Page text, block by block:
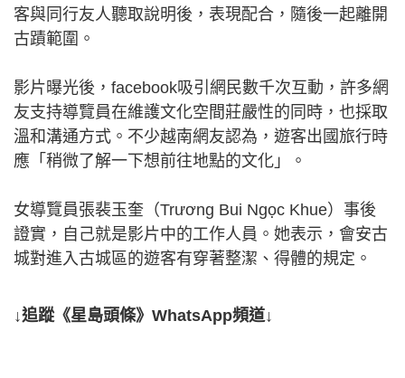
客與同行友人聽取說明後，表現配合，隨後一起離開
古蹟範圍。
影片曝光後，facebook吸引網民數千次互動，許多網
友支持導覽員在維護文化空間莊嚴性的同時，也採取
溫和溝通方式。不少越南網友認為，遊客出國旅行時
應「稍微了解一下想前往地點的文化」。
女導覽員張裴玉奎（Trương Bui Ngọc Khue）事後
證實，自己就是影片中的工作人員。她表示，會安古
城對進入古城區的遊客有穿著整潔、得體的規定。
↓追蹤《星島頭條》WhatsApp頻道↓